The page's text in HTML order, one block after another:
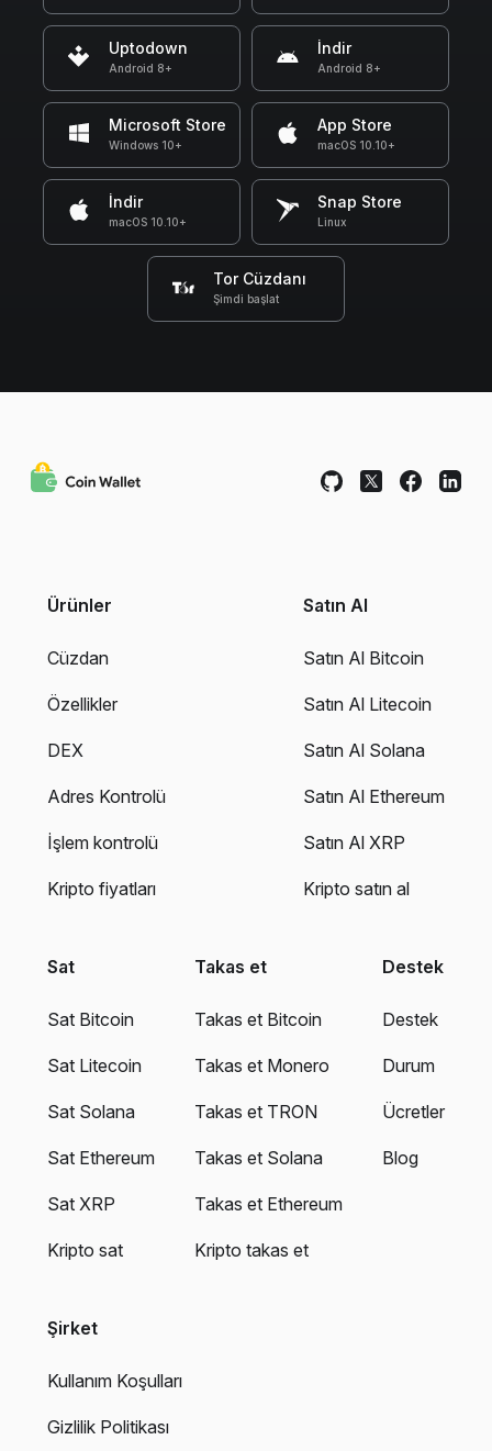
Uptodown
Android 8+
İndir
Android 8+
Microsoft Store
Windows 10+
App Store
macOS 10.10+
İndir
macOS 10.10+
Snap Store
Linux
Tor Cüzdanı
Şimdi başlat
Ürünler
Cüzdan
Özellikler
DEX
Adres Kontrolü
İşlem kontrolü
Kripto fiyatları
Satın Al
Satın Al Bitcoin
Satın Al Litecoin
Satın Al Solana
Satın Al Ethereum
Satın Al XRP
Kripto satın al
Sat
Sat Bitcoin
Sat Litecoin
Sat Solana
Sat Ethereum
Sat XRP
Kripto sat
Takas et
Takas et Bitcoin
Takas et Monero
Takas et TRON
Takas et Solana
Takas et Ethereum
Kripto takas et
Destek
Destek
Durum
Ücretler
Blog
Şirket
Kullanım Koşulları
Gizlilik Politikası